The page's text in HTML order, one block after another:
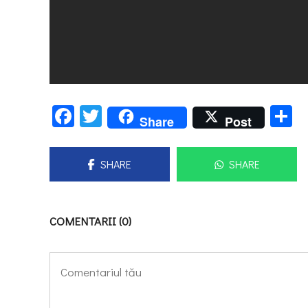
Facebook
Twitter
Share Post
SHARE SHARE
COMENTARII (0)